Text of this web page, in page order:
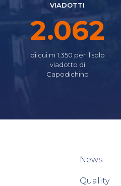
VIADOTTI
2.557
di cui m 1.350 per il solo
viadotto di
Capodichino
News
Quality